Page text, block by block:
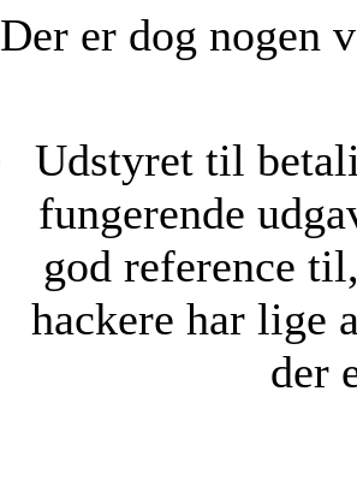
Der er dog nogen
Udstyret til
fungerende
god reference
hackere har lige
der